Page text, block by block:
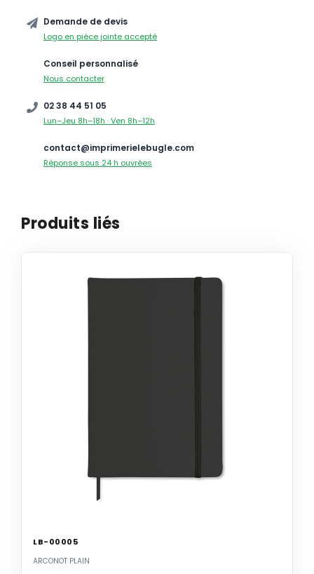
Demande de devis
Logo en pièce jointe accepté
Conseil personnalisé
Nous contacter
02 38 44 51 05
Lun–Jeu 8h–18h · Ven 8h–12h
contact@imprimerielebugle.com
Réponse sous 24 h ouvrées
Produits liés
LB-00005
ARCONOT PLAIN